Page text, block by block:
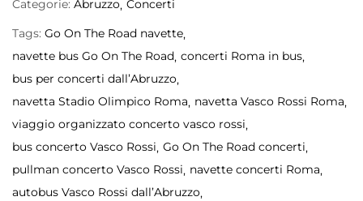
Categorie: Abruzzo Concerti
Tags: Go On The Road navette
navette bus Go On The Road concerti Roma in bus
bus per concerti dall’Abruzzo
navetta Stadio Olimpico Roma navetta Vasco Rossi Roma
viaggio organizzato concerto vasco rossi
bus concerto Vasco Rossi Go On The Road concerti
pullman concerto Vasco Rossi navette concerti Roma
autobus Vasco Rossi dall’Abruzzo